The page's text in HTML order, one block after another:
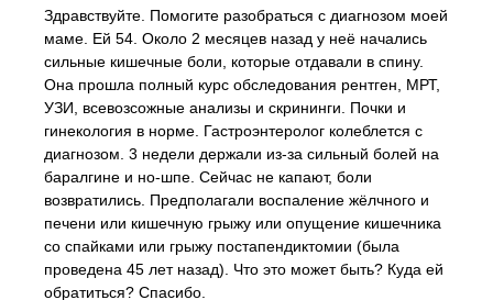
Здравствуйте. Помогите разобраться с диагнозом моей
маме. Ей 54. Около 2 месяцев назад у неё начались
сильные кишечные боли, которые отдавали в спину.
Она прошла полный курс обследования рентген, МРТ,
УЗИ, всевозсожные анализы и скрининги. Почки и
гинекология в норме. Гастроэнтеролог колеблется с
диагнозом. 3 недели держали из-за сильный болей на
баралгине и но-шпе. Сейчас не капают, боли
возвратились. Предполагали воспаление жёлчного и
печени или кишечную грыжу или опущение кишечника
со спайками или грыжу постапендиктомии (была
проведена 45 лет назад). Что это может быть? Куда ей
обратиться? Спасибо.